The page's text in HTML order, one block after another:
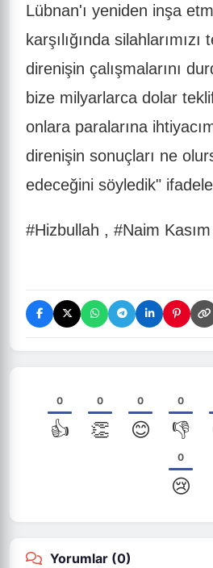
Lübnan'ı yeniden inşa
karşılığında
direnişin çalışmalarını
bize milyarlarca dolar
onlara paralarına
direnişin sonuçları ne
edeceğini söyledik"
#Hizbullah , #Naim
0
👍
0
👏
0
😊
0
👎
0
😢
Yorumlar (0)